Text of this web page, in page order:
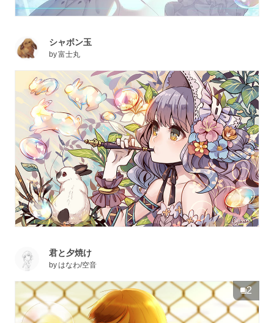
シャボン玉
by富士丸
君と夕焼け
byはなわ/空音
2